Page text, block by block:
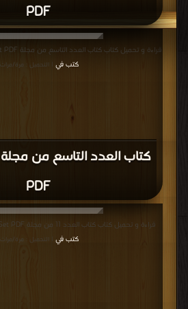
PDF
PDF
قراءة و تحميل كتاب كتاب العدد التاسع من مجلة NetworkSet PDF مجانا | مكتبة >
كتب في
| التحميل : مرة/مرات
قراءة و تحميل كتاب كتاب العدد 11 من مجلة NetworkSet PDF مجانا | مكتبة >
كتب في
| التحميل : مرة/مرات